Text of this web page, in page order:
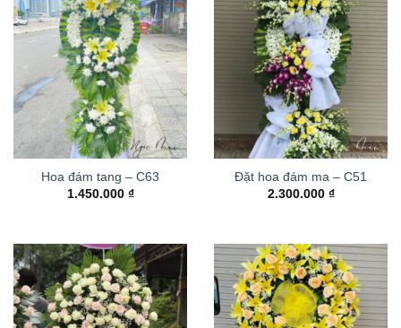
Hoa đám tang – C63
1.450.000 ₫
Đặt hoa đám ma – C51
2.300.000 ₫